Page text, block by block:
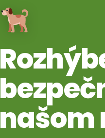
našom